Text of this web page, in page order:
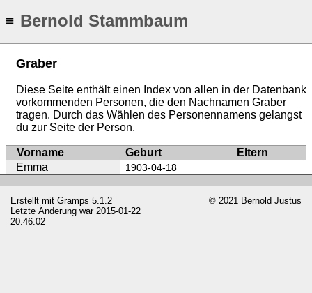
≡ Bernold Stammbaum
Graber
Diese Seite enthält einen Index von allen in der Datenbank
vorkommenden Personen, die den Nachnamen Graber
tragen. Durch das Wählen des Personennamens gelangst
du zur Seite der Person.
Vorname Geburt
Eltern
Emma
1903-04-18
Erstellt mit Gramps 5.1.2
Letzte Änderung war 2015-01-22
20:46:02
© 2021 Bernold Justus